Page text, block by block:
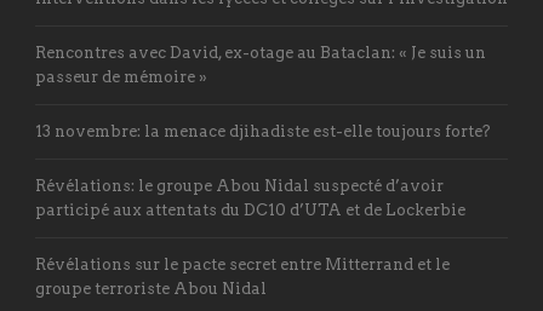
Rencontres avec David, ex-otage au Bataclan: « Je suis un
passeur de mémoire »
13 novembre: la menace djihadiste est-elle toujours forte?
Révélations: le groupe Abou Nidal suspecté d’avoir
participé aux attentats du DC10 d’UTA et de Lockerbie
Révélations sur le pacte secret entre Mitterrand et le
groupe terroriste Abou Nidal